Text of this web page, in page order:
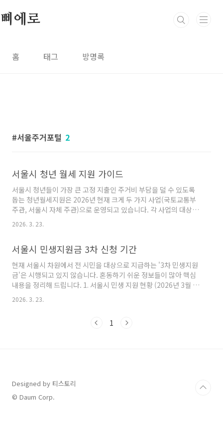
삐에로
홈 태그 방명록
서울주거포털 2
서울시 청년 월세 지원 가이드
서울시 청년들이 가장 큰 고정 지출인 주거비 부담을 덜 수 있도록
돕는 청년월세지원은 2026년 현재 크게 두 가지 사업(국토교통부
주관, 서울시 자체 주관)으로 운영되고 있습니다. 각 사업의 대상과
조건이 조금씩 다르므로 본인에게 더 유리한 조건을 확인해 보시는
것이 중요합니다.1. 국토교통부 청년월세 한시 특별지원 (전국 공
능해졌습니다.연령: 만 19세 ~ 34세 이하 무주택 청년거주 조건: 부
모와 별도로 거주하며 보증금 5,000만 원 이하 및 월세 70만 원 이
하 주택에 거주소득 및 재산 기준:청년가구 (본인+배우자+자녀): 기
준 중위소득 60% 이하, 자산 1.22억 원 이하원가구 (부모님 포함):
기준 중위소득 100% 이하, ..
2026. 3. 23.
서울시 민생지원금 3차 신청 기간
현재 서울시 차원에서 전 시민을 대상으로 지급하는 '3차 민생지원
금'은 시행되고 있지 않습니다. 혼동하기 쉬운 정보들이 많아 핵심
내용을 정리해 드립니다. 1. 서울시 민생 지원 현황 (2026년 3월 기
준)서울시는 보편적 지급 방식의 지원금 대신, 경제적 어려움을 겪
는 특정 대상과 분야에 집중하는 '2026년 민생경제 활력 더보탬' 대
자 등 경제 불황에 취약한 4대 계층주요 내용:소상공인: 중소기업육
2026. 3. 23.
1
Designed by 티스토리
© Daum Corp.